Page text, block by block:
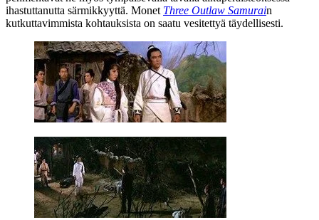
ihastuttanutta särmikkyyttä. Monet Three Outlaw Samurain
kutkuttavimmista kohtauksista on saatu vesitettyä täydellisesti.